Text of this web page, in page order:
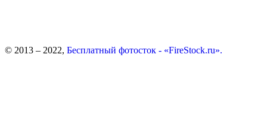
© 2013 – 2022, Бесплатный фотосток - «FireStock.ru».